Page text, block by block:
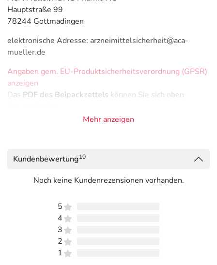
Hauptstraße 99
78244 Gottmadingen
elektronische Adresse: arzneimittelsicherheit@aca-
mueller.de
Angaben gem. EU-Produktsicherheitsverordnung (GPSR)
anzeigen
Das PDF des Beipackzettels können Sie sich oben
Mehr anzeigen
Kundenbewertung10
Noch keine Kundenrezensionen vorhanden.
5
4
3
2
1